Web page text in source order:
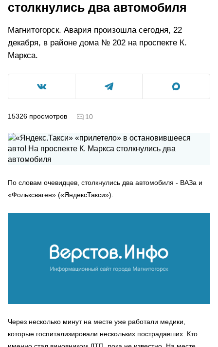
столкнулись два автомобиля
Магнитогорск. Авария произошла сегодня, 22
декабря, в районе дома № 202 на проспекте К.
Маркса.
15326 просмотров 10
По словам очевидцев, столкнулись два автомобиля - ВАЗа и
«Фольксваген» («ЯндексТакси»).
Через несколько минут на месте уже работали медики,
которые госпитализировали нескольких пострадавших. Кто